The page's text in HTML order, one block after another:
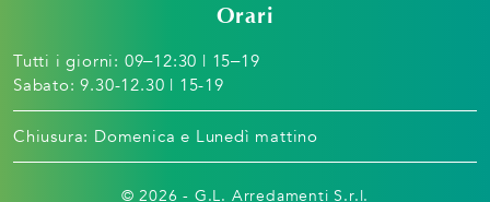
Orari
Tutti i giorni: 09–12:30 | 15–19
Sabato: 9.30-12.30 | 15-19
Chiusura: Domenica e Lunedì mattino
© 2026 - G.L. Arredamenti S.r.l.